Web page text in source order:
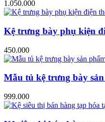
1.050.000
Kệ trưng bày phụ kiện
450.000
Mẫu tủ kệ trưng bày
999.000